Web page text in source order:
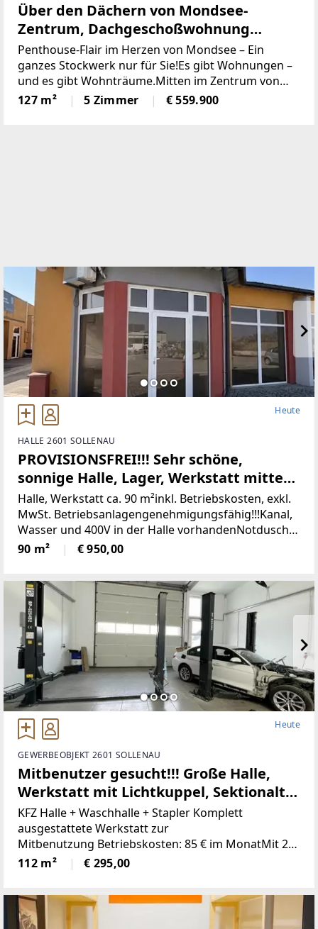
Über den Dächern von Mondsee-
Zentrum, Dachgeschoßwohnung
127m², 5Zimmer,
Penthouse-Flair im Herzen von Mondsee – Ein
ganzes Stockwerk nur für Sie!Es gibt Wohnungen –
und es gibt Wohnträume.Mitten im Zentrum von
Mondsee erwartet Sie eine außergewöhnliche
Dachgeschosswohnung, die in dieser Form kaum zu
127 m² 5 Zimmer € 559.900
Heute
HALLE 2601 SOLLENAU
PROVISIONSFREI!!! Sehr schöne,
sonnige Halle, Lager, Werkstatt mitten
in Areal200 in Sollenau SR3
Halle, Werkstatt ca. 90 m²inkl. Betriebskosten, exkl.
MwSt. Betriebsanlagengenehmigungsfähig!!!Kanal,
Wasser und 400V in der Halle vorhandenNotdusche
und Allgemeinbereiche am Gelände
vorhandenAufenthaltsräume
90 m² € 950,00
Heute
GEWERBEOBJEKT 2601 SOLLENAU
Mitbenutzer gesucht!!! Große Halle,
Werkstatt mit Lichtkuppel, Sektionaltor
5m breit, 4,10m hoch und WC, inkl. PKW
Parkplatz und 2 Hebebühnen
KFZ Halle + Waschhalle + Stapler Komplett
ausgestattete Werkstatt zur
Mitbenutzung Betriebskosten: 85 € im MonatMit 2
HebebühnenStrom: 400V AnlageHeizung:
Luftwärmepumpe, mech. Belüftung (gegen
112 m² € 295,00